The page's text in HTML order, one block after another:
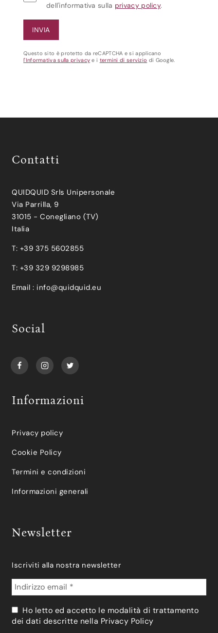
dell'informativa sulla privacy policy.
Questo sito è protetto da reCAPTCHA e si applicano
l'Informativa sulla privacy e i termini di servizio di Google.
Contatti
QUIDQUID Srls Unipersonale
Via Parrilla, 9
31015 - Conegliano (TV)
Italia
T: +39 375 5602855
T: +39 329 9298985
Email : info@quidquid.eu
Social
Informazioni
Privacy policy
Cookie Policy
Termini e condizioni
Informazioni generali
Newsletter
Iscriviti alla nostra newsletter
Ho letto ed accetto le modalità di trattamento
dei dati descritte nella Privacy Policy